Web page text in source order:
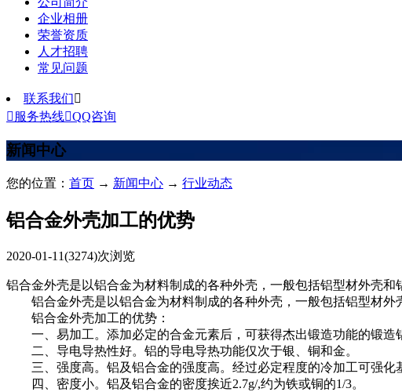
企业相册
荣誉资质
人才招聘
常见问题
联系我们
服务热线QQ咨询
新闻中心
您的位置： 首页 → 新闻中心 → 行业动态
铝合金外壳加工的优势
2020-01-11(3274)次浏览
铝合金外壳是以铝合金为材料制成的各种外壳，一般包括铝型材外壳
铝合金外壳是以铝合金为材料制成的各种外壳，一般包括铝型材外
铝合金外壳加工的优势：
一、易加工。添加必定的合金元素后，可获得杰出锻造功能的锻造
二、导电导热性好。铝的导电导热功能仅次于银、铜和金。
三、强度高。铝及铝合金的强度高。经过必定程度的冷加工可强化
四、密度小。铝及铝合金的密度挨近2.7g/,约为铁或铜的1/3。